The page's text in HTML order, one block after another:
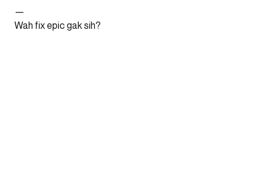
—
Wah fix epic gak sih?